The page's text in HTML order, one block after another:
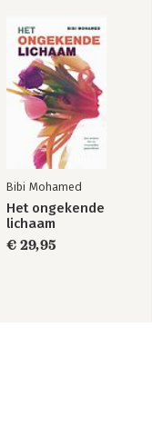
Bibi Mohamed
Het ongekende
lichaam
€ 29,95